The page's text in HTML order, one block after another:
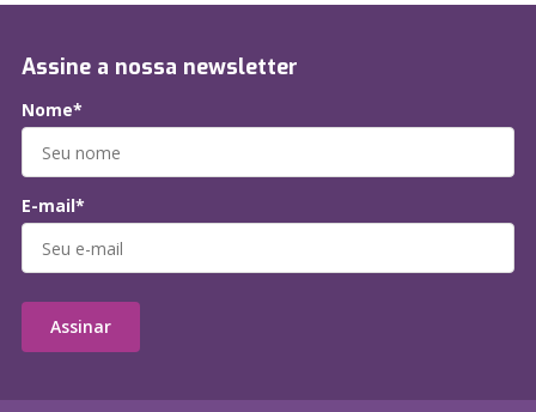
Assine a nossa newsletter
Nome*
E-mail*
Assinar